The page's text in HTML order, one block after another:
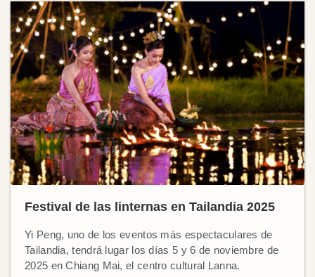
Festival de las linternas en Tailandia 2025
Yi Peng, uno de los eventos más espectaculares de
Tailandia, tendrá lugar los días 5 y 6 de noviembre de
2025 en Chiang Mai, el centro cultural Lanna.